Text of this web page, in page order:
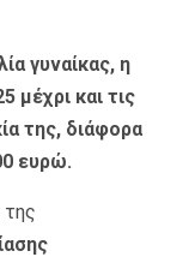
γυναίκας, η
μέχρι και τις
της, διάφορα
ευρώ.
της